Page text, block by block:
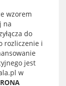
wzorem
na
do
rozliczenie i
jest
w